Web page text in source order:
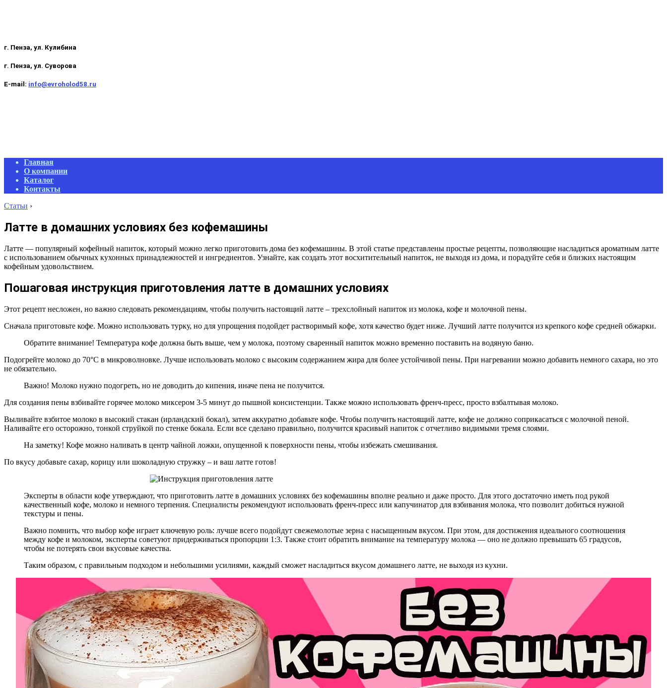
г. Пенза, ул. Кулибина
г. Пенза, ул. Суворова
E-mail: info@evroholod58.ru
Primary
Navigation
Menu
Главная
О компании
Каталог
Контакты
Статьи ›
Латте в домашних условиях без кофемашины
Латте — популярный кофейный напиток, который можно легко приготовить дома без кофемашины. В этой статье представлены простые рецепты, позволяющие насладиться ароматным латте
с использованием обычных кухонных принадлежностей и ингредиентов. Узнайте, как создать этот восхитительный напиток, не выходя из дома, и порадуйте себя и близких настоящим
кофейным удовольствием.
Пошаговая инструкция приготовления латте в домашних условиях
Этот рецепт несложен, но важно следовать рекомендациям, чтобы получить настоящий латте – трехслойный напиток из молока, кофе и молочной пены.
Сначала приготовьте кофе. Можно использовать турку, но для упрощения подойдет растворимый кофе, хотя качество будет ниже. Лучший латте получится из крепкого кофе средней обжарки.
Обратите внимание! Температура кофе должна быть выше, чем у молока, поэтому сваренный напиток можно временно поставить на водяную баню.
Подогрейте молоко до 70°C в микроволновке. Лучше использовать молоко с высоким содержанием жира для более устойчивой пены. При нагревании можно добавить немного сахара, но это
не обязательно.
Важно! Молоко нужно подогреть, но не доводить до кипения, иначе пена не получится.
Для создания пены взбивайте горячее молоко миксером 3-5 минут до пышной консистенции. Также можно использовать френч-пресс, просто взбалтывая молоко.
Выливайте взбитое молоко в высокий стакан (ирландский бокал), затем аккуратно добавьте кофе. Чтобы получить настоящий латте, кофе не должно соприкасаться с молочной пеной.
Наливайте его осторожно, тонкой струйкой по стенке бокала. Если все сделано правильно, получится красивый напиток с отчетливо видимыми тремя слоями.
На заметку! Кофе можно наливать в центр чайной ложки, опущенной к поверхности пены, чтобы избежать смешивания.
По вкусу добавьте сахар, корицу или шоколадную стружку – и ваш латте готов!
Эксперты в области кофе утверждают, что приготовить латте в домашних условиях без кофемашины вполне реально и даже просто. Для этого достаточно иметь под рукой
качественный кофе, молоко и немного терпения. Специалисты рекомендуют использовать френч-пресс или капучинатор для взбивания молока, что позволит добиться нужной
текстуры и пены.
Важно помнить, что выбор кофе играет ключевую роль: лучше всего подойдут свежемолотые зерна с насыщенным вкусом. При этом, для достижения идеального соотношения
между кофе и молоком, эксперты советуют придерживаться пропорции 1:3. Также стоит обратить внимание на температуру молока — оно не должно превышать 65 градусов,
чтобы не потерять свои вкусовые качества.
Таким образом, с правильным подходом и небольшими усилиями, каждый сможет насладиться вкусом домашнего латте, не выходя из кухни.